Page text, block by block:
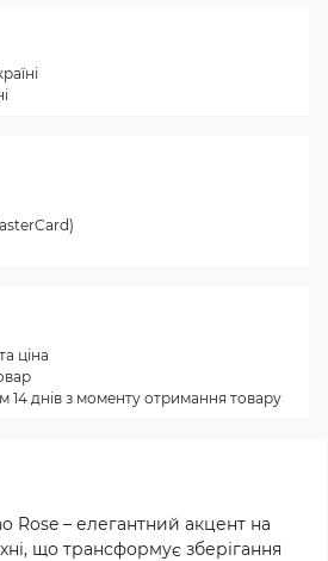
Rose – елегантний акцент на
що трансформує зберігання
ціна
14 днів з моменту отримання товару